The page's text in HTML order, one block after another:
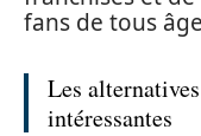
fans de tous
Les
intéressantes